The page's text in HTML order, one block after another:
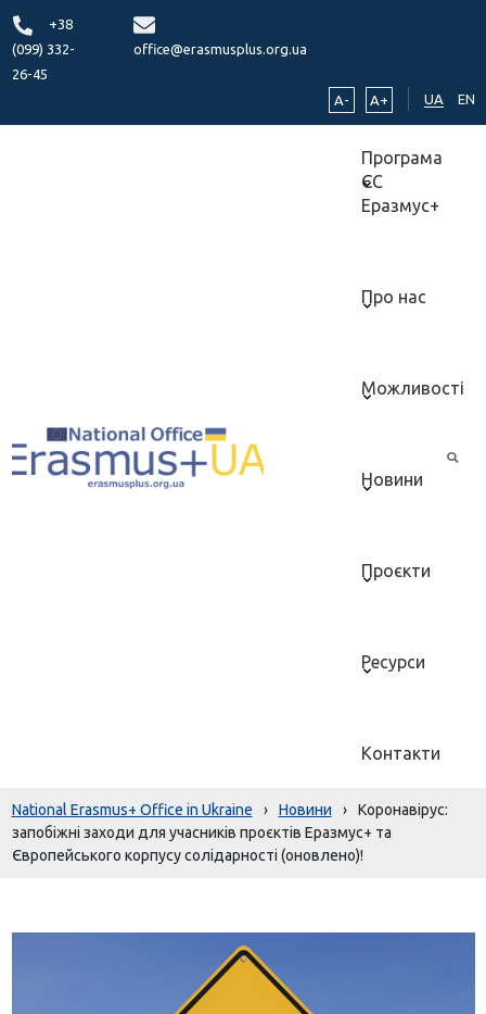
+38
(099) 332-
26-45
office@erasmusplus.org.ua
A- A+ UA EN
Програма
ЄС
Еразмус+
Про нас
Можливості
Новини
Проєкти
Ресурси
Контакти
National Erasmus+ Office in Ukraine › Новини ›
Коронавірус:
запобіжні заходи для учасників проєктів Еразмус+ та
Європейського корпусу солідарності (оновлено)!